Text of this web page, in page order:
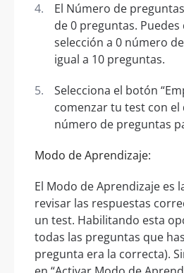
El Número de
de 0 preguntas.
selección a 0 número
igual a 10 preguntas.
Selecciona el botón
comenzar tu test con
número de preguntas
Modo de Aprendizaje:
El Modo de Aprendizaje es
revisar las respuestas
un test. Habilitando esta
todas las preguntas que
pregunta era la correcta).